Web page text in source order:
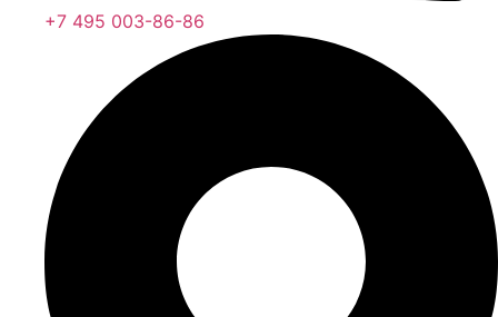
+7 495 003-86-86